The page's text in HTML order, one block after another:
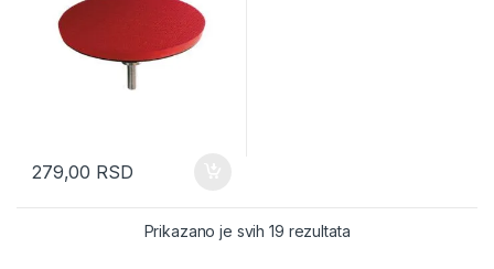
279,00 RSD
Prikazano je svih 19 rezultataSorted by latest